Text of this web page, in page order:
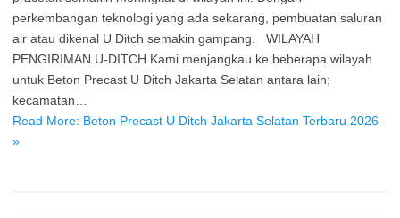
perkembangan teknologi yang ada sekarang, pembuatan saluran
air atau dikenal U Ditch semakin gampang. WILAYAH
PENGIRIMAN U-DITCH Kami menjangkau ke beberapa wilayah
untuk Beton Precast U Ditch Jakarta Selatan antara lain;
kecamatan…
Read More: Beton Precast U Ditch Jakarta Selatan Terbaru 2026
»